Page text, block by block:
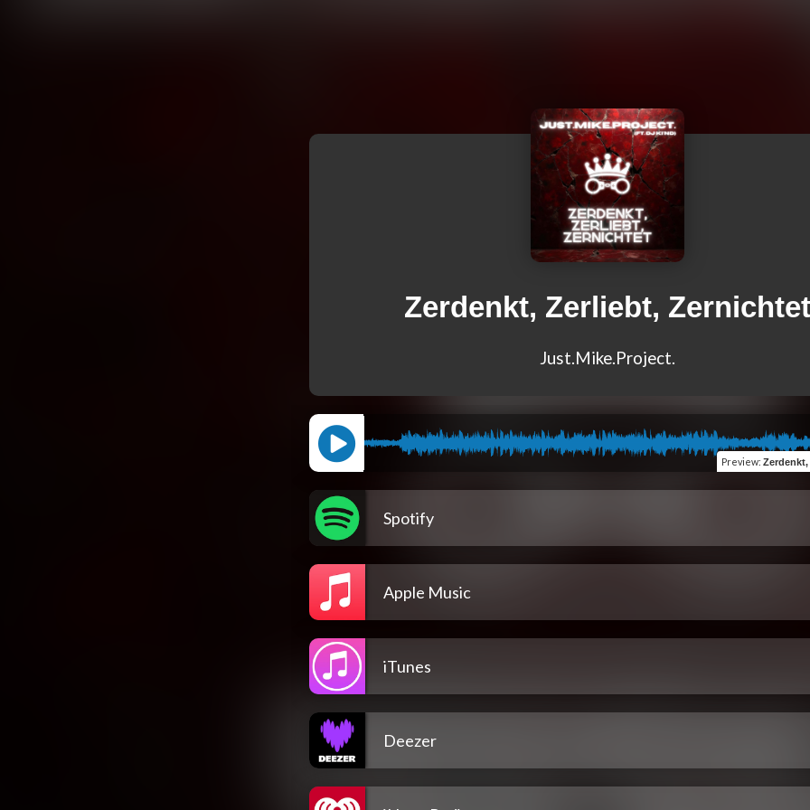
Zerdenkt, Zerliebt, Zernichtet
Just.Mike.Project.
Preview:
Spotify
Apple Music
iTunes
Deezer